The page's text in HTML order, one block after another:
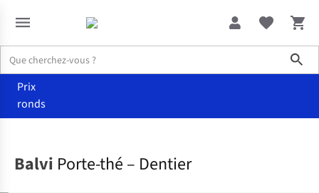
Prix
ronds
Balvi Porte-thé – Dentier